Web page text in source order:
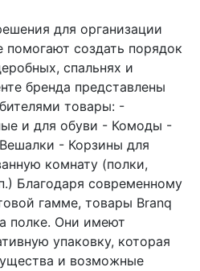
для организации
помогают создать порядок
спальнях и
бренда представлены
товары: -
и для обуви - Комоды -
- Корзины для
комнату (полки,
Благодаря современному
гамме, товары Branq
полке. Они имеют
упаковку, которая
и возможные